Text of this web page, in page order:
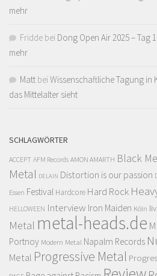
mehr
Fridde bei Dong Open Air 2025 – Tag
mehr
Matt bei Wissenschaftliche Tagung in
das Mittelalter sieht
SCHLAGWÖRTER
ACCEPT AFM Records AMON AMARTH Black
Metal DELAIN Distortion is our passion
Essen Festival Hardcore Hard Rock
HELLOWEEN Interview Iron Maiden Köln
Metal metal-heads.de
Portnoy Modern Metal Napalm Records
Metal Progressive Metal